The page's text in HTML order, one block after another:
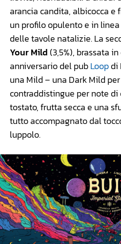
arancia candita, albicocca
un profilo opulento e in linea
delle tavole natalizie. La
Your Mild (3,5%), brassata
anniversario del pubLoopdi
una Mild – una Dark Mild
contraddistingue per note di
tostato, frutta secca e una
tutto accompagnato dal
luppolo.